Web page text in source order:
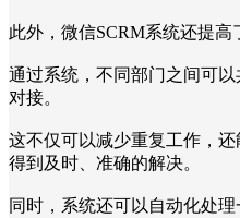
此外，微信SCRM系统还提高
通过系统，不同部门之间可
对接。
这不仅可以减少重复工作，
得到及时、准确的解决。
同时，系统还可以自动化处